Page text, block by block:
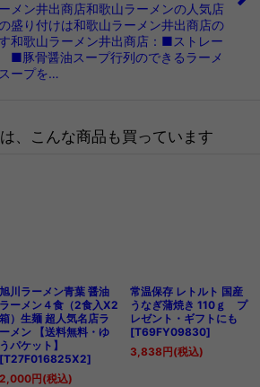
メン井出商店和歌山ラーメンの人気店
盛り付けは和歌山ラーメン井出商店の
和歌山ラーメン井出商店：■ストレー
■豚骨醤油スープ行列のできるラーメ
ープを…
、こんな商品も買っています
旭川ラーメン青葉 醤油
ラーメン４食（2食入X2
箱）生麺 超人気名店ラ
ーメン 【送料無料・ゆ
うパケット】
[T27F016825X2]
2,000円(税込)
常温保存 レトルト 国産
うなぎ蒲焼き 110ｇ プ
レゼント・ギフトにも
[T69FY09830]
3,838 円(税込)